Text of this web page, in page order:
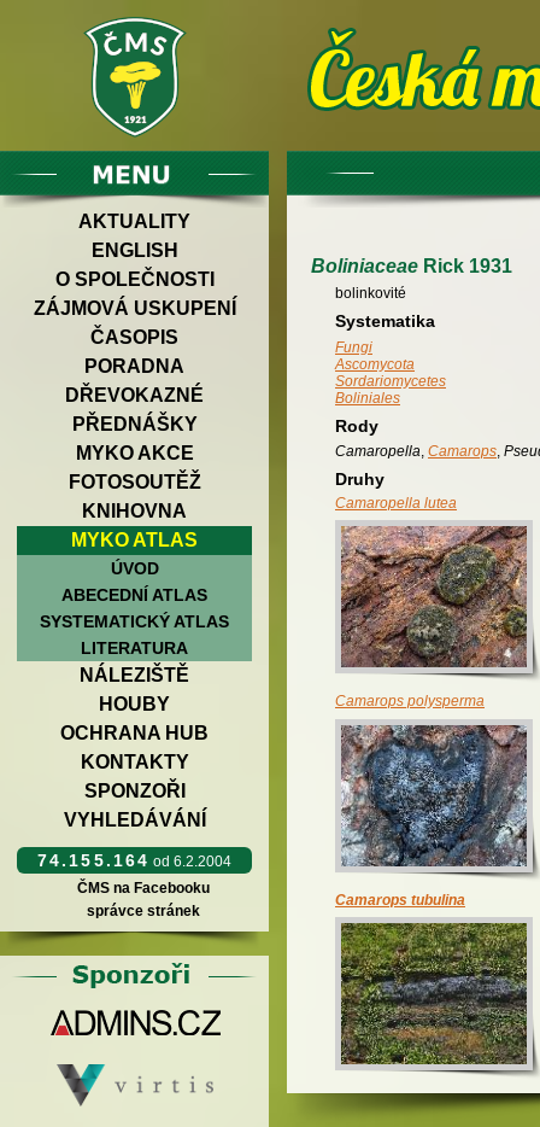
AKTUALITY
ENGLISH
O SPOLEČNOSTI
ZÁJMOVÁ USKUPENÍ
ČASOPIS
PORADNA
DŘEVOKAZNÉ
PŘEDNÁŠKY
MYKO AKCE
FOTOSOUTĚŽ
KNIHOVNA
MYKO ATLAS
ÚVOD
ABECEDNÍ ATLAS
SYSTEMATICKÝ ATLAS
LITERATURA
NÁLEZIŠTĚ
HOUBY
OCHRANA HUB
KONTAKTY
SPONZOŘI
VYHLEDÁVÁNÍ
74.155.164 od 6.2.2004
ČMS na Facebooku
správce stránek
Boliniaceae Rick 1931
bolinkovité
Systematika
Fungi
Ascomycota
Sordariomycetes
Boliniales
Rody
Camaropella Camarops
Druhy
Camaropella lutea
Camarops polysperma
Camarops tubulina